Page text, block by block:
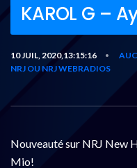
KAROL G –
10 JUIL, 2020,13:15:16 •
NRJ OU NRJ WEBRADIOS
Nouveauté sur NRJ New
Mio!